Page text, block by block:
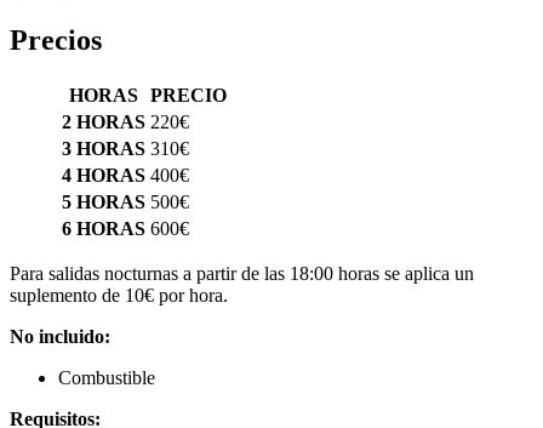
Precios
HORAS PRECIO
2 HORAS 220€
3 HORAS 310€
4 HORAS 400€
5 HORAS 500€
6 HORAS 600€
Para salidas nocturnas a partir de las 18:00 horas se aplica un
suplemento de 10€ por hora.
No incluido:
Combustible
Requisitos: